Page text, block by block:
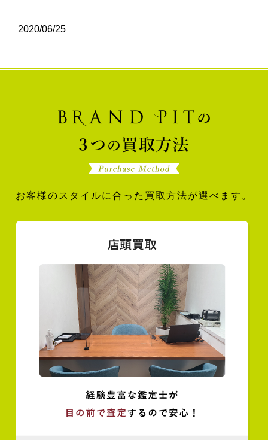
2020/06/25
お客様のスタイルに合った買取方法が選べます。